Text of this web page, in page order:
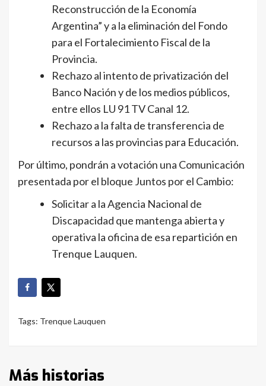
Reconstrucción de la Economía
Argentina” y a la eliminación del Fondo
para el Fortalecimiento Fiscal de la
Provincia.
Rechazo al intento de privatización del
Banco Nación y de los medios públicos,
entre ellos LU 91 TV Canal 12.
Rechazo a la falta de transferencia de
recursos a las provincias para Educación.
Por último, pondrán a votación una Comunicación
presentada por el bloque Juntos por el Cambio:
Solicitar a la Agencia Nacional de
Discapacidad que mantenga abierta y
operativa la oficina de esa repartición en
Trenque Lauquen.
Tags: Trenque Lauquen
Más historias